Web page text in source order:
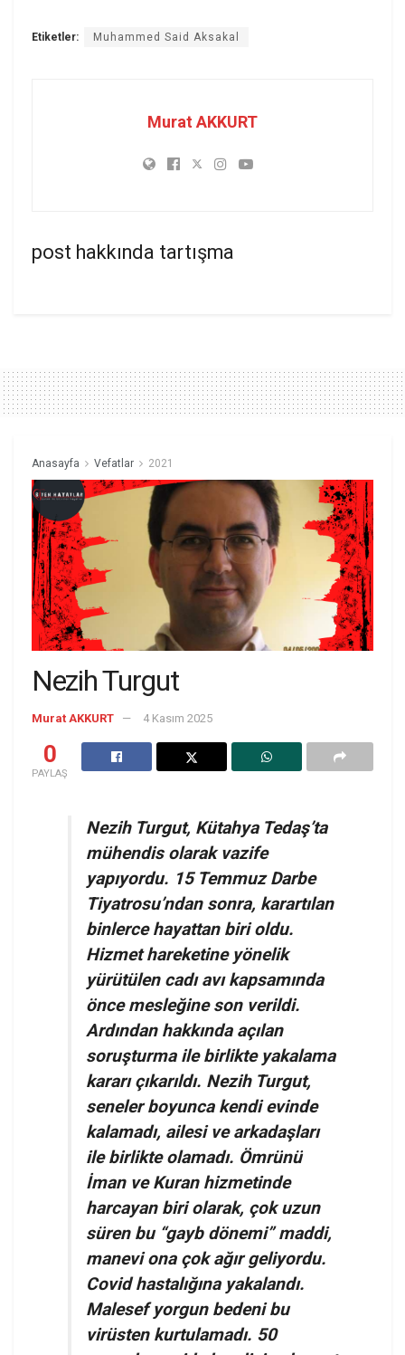
Etiketler: Muhammed Said Aksakal
Murat AKKURT
post hakkında tartışma
Anasayfa Vefatlar 2021
Nezih Turgut
Murat AKKURT 4 Kasım 2025
0
PAYLAŞ
Nezih Turgut, Kütahya Tedaş’ta
mühendis olarak vazife
yapıyordu. 15 Temmuz Darbe
Tiyatrosu’ndan sonra, karartılan
binlerce hayattan biri oldu.
Hizmet hareketine yönelik
yürütülen cadı avı kapsamında
önce mesleğine son verildi.
Ardından hakkında açılan
soruşturma ile birlikte yakalama
kararı çıkarıldı. Nezih Turgut,
seneler boyunca kendi evinde
kalamadı, ailesi ve arkadaşları
ile birlikte olamadı. Ömrünü
İman ve Kuran hizmetinde
harcayan biri olarak, çok uzun
süren bu “gayb dönemi” maddi,
manevi ona çok ağır geliyordu.
Covid hastalığına yakalandı.
Malesef yorgun bedeni bu
virüsten kurtulamadı. 50